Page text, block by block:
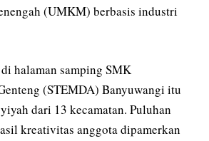
(UMKM) berbasis industri
halaman samping SMK
(STEMDA) Banyuwangi itu
dari 13 kecamatan. Puluhan
kreativitas anggota dipamerkan